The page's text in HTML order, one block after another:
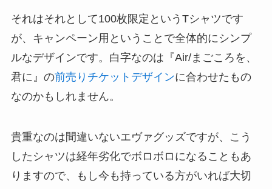
それはそれとして100枚限定というTシャツです
が、キャンペーン用ということで全体的にシンプ
ルなデザインです。白字なのは『Air/まごころを、
君に』の前売りチケットデザインに合わせたもの
なのかもしれません。
貴重なのは間違いないエヴァグッズですが、こう
したシャツは経年劣化でボロボロになることもあ
りますので、もし今も持っている方がいれば大切